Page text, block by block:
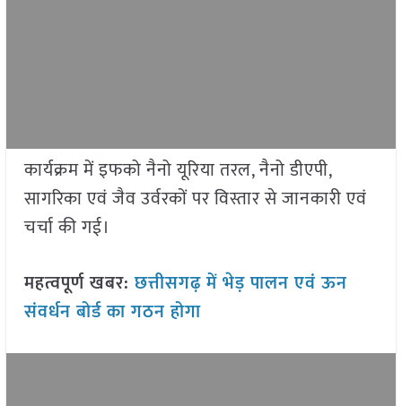
कार्यक्रम में इफको नैनो यूरिया तरल, नैनो डीएपी,
सागरिका एवं जैव उर्वरकों पर विस्तार से जानकारी एवं
चर्चा की गई।
महत्वपूर्ण खबर:छत्तीसगढ़ में भेड़ पालन एवं ऊन
संवर्धन बोर्ड का गठन होगा